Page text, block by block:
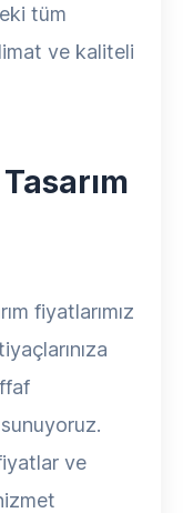
tüm
ve kaliteli
fiyatlarımız
ve